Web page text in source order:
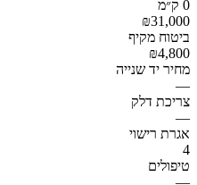
0 ק״מ
₪31,000
ביטוח מקיף
₪4,800
מחיר יד שנייה
—
צריכת דלק
—
אגרת רישוי
4
טיפולים
—